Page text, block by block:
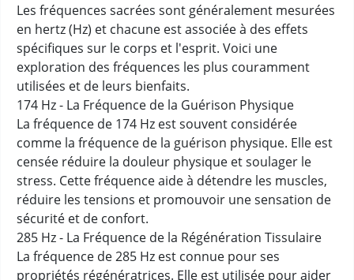
Les fréquences sacrées sont généralement mesurées
en hertz (Hz) et chacune est associée à des effets
spécifiques sur le corps et l'esprit. Voici une
exploration des fréquences les plus couramment
utilisées et de leurs bienfaits.
174 Hz - La Fréquence de la Guérison Physique
La fréquence de 174 Hz est souvent considérée
comme la fréquence de la guérison physique. Elle est
censée réduire la douleur physique et soulager le
stress. Cette fréquence aide à détendre les muscles,
réduire les tensions et promouvoir une sensation de
sécurité et de confort.
285 Hz - La Fréquence de la Régénération Tissulaire
La fréquence de 285 Hz est connue pour ses
propriétés régénératrices. Elle est utilisée pour aider